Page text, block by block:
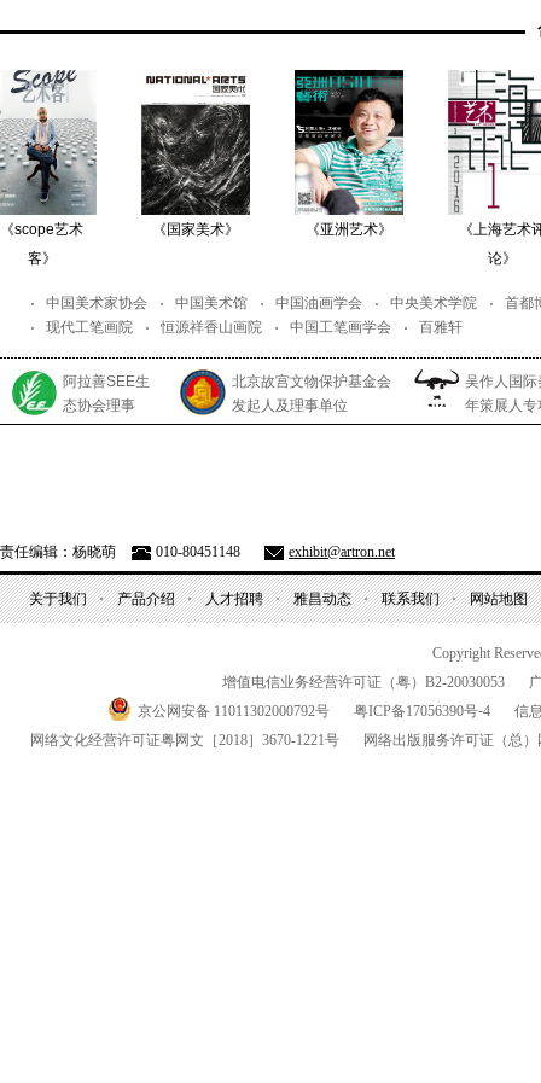
《国家美术》 《亚洲艺术》
《上海艺术评
《
中国美术家协会 中国美术馆 中国油画学会 中央美术学院
首都
现代工笔画院
恒源祥香山画院 中国工笔画学会 百雅轩
阿拉善SEE生
态协会理事
北京故宫文物保护基金会
发起人及理事单位
吴作人国
年策展人专
责任编辑：杨晓萌 010-80451148 exhibit@artron.net
关于我们 产品介绍 人才招聘 雅昌动态 联系我们 网站地图
Copyright
增值电信业务经营许可证（粤） B2-20030053
京公网安备 11011302000792号
粤ICP备17056390号-4
信
网络文化经营许可证粤网文 ［2018］3670-1221号 网络出版服务许可证 （总